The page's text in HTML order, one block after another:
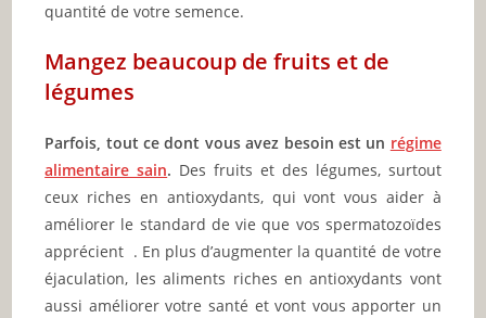
quantité de votre semence.
Mangez beaucoup de fruits et de
légumes
Parfois, tout ce dont vous avez besoin est un régime
alimentaire sain. Des fruits et des légumes, surtout
ceux riches en antioxydants, qui vont vous aider à
améliorer le standard de vie que vos spermatozoïdes
apprécient . En plus d’augmenter la quantité de votre
éjaculation, les aliments riches en antioxydants vont
aussi améliorer votre santé et vont vous apporter un